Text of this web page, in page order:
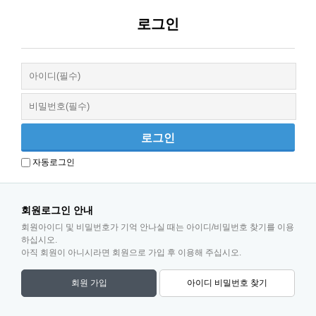
로그인
자동로그인
회원로그인 안내
회원아이디 및 비밀번호가 기억 안나실 때는 아이디/비밀번호 찾기를 이용
하십시오.
아직 회원이 아니시라면 회원으로 가입 후 이용해 주십시오.
아이디 비밀번호 찾기
회원 가입